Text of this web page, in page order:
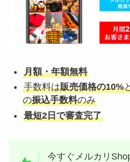
月額・年額無料
手数料は販売価格の10%
の振込手数料のみ
最短2日で審査完了
今すぐメルカリ